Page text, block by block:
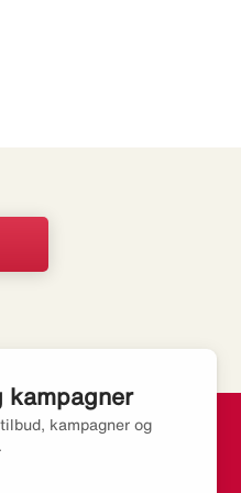
kampagner
kampagner og